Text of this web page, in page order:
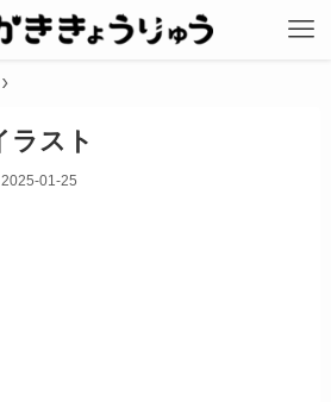
ラスト
2025-01-25